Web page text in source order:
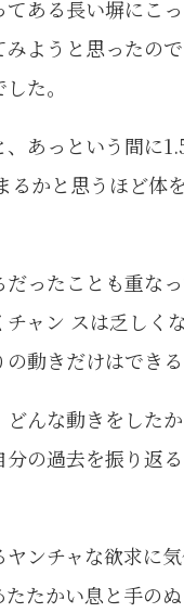
ある長い塀にこ
ようと思ったので
た。
あっという間に
るかと思うほど体
ったことも重な
ャン スは乏しく
動きだけはできる
んな動きをした
の過去を振り返
ンチャな欲求に
たかい息と手の